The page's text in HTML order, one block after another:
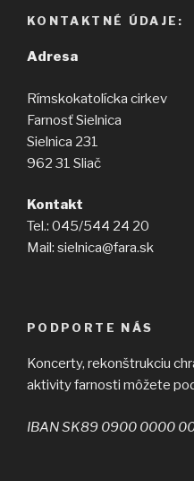
KONTAKTNÉ ÚDAJE:
Adresa
Rímskokatolícka cirkev
Farnosť Sielnica
Sielnica 231
962 31 Sliač
Kontakt
Tel.: 045/544 24 20
Mail: sielnica@fara.sk
PODPORTE NÁS
Koncerty, rekonštrukciu
aktivity farnosti môžete
IBAN SK89 0900 0000